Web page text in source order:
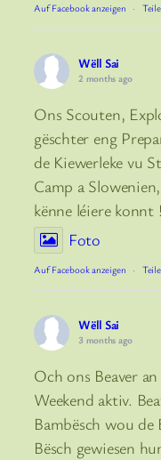
Auf Facebook anzeigen ·
Wëll Sai
2 months ago
Ons Scouten,
gëschter eng
de Kiewerleke vu
Camp a
kënne léiere konnt !
Foto
Auf Facebook anzeigen ·
Wëll Sai
3 months ago
Och ons Beaver
Weekend aktiv.
Bambësch wou
Bësch gewiesen